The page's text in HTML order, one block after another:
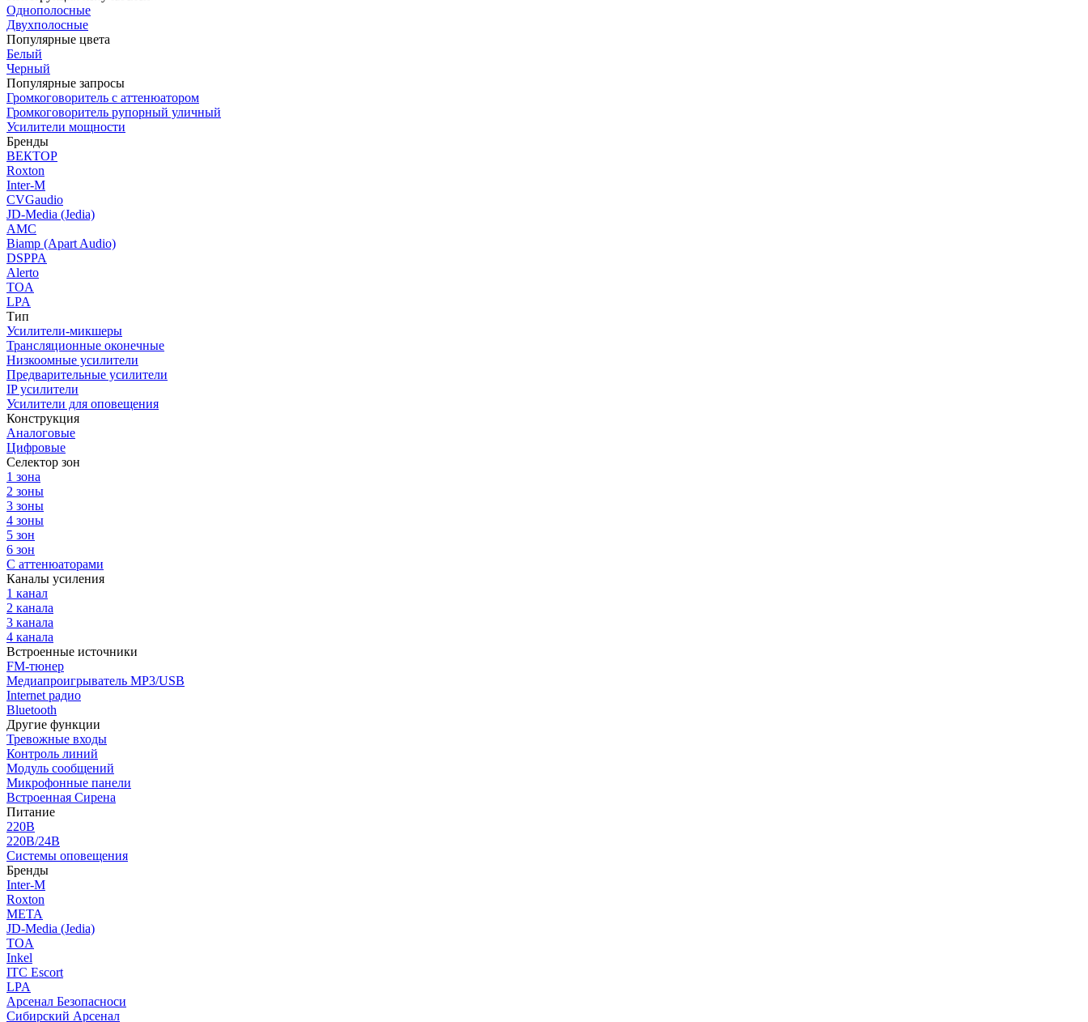
Однополосные
Двухполосные
Популярные цвета
Белый
Черный
Популярные запросы
Громкоговоритель с аттенюатором
Громкоговоритель рупорный уличный
Усилители мощности
Бренды
ВЕКТОР
Roxton
Inter-M
CVGaudio
JD-Media (Jedia)
AMC
Biamp (Apart Audio)
DSPPA
Alerto
TOA
LPA
Тип
Усилители-микшеры
Трансляционные оконечные
Низкоомные усилители
Предварительные усилители
IP усилители
Усилители для оповещения
Конструкция
Аналоговые
Цифровые
Селектор зон
1 зона
2 зоны
3 зоны
4 зоны
5 зон
6 зон
С аттенюаторами
Каналы усиления
1 канал
2 канала
3 канала
4 канала
Встроенные источники
FM-тюнер
Медиапроигрыватель MP3/USB
Internet радио
Bluetooth
Другие функции
Тревожные входы
Контроль линий
Модуль сообщений
Микрофонные панели
Встроенная Сирена
Питание
220В
220В/24В
Системы оповещения
Бренды
Inter-M
Roxton
МЕТА
JD-Media (Jedia)
TOA
Inkel
ITC Escort
LPA
Арсенал Безопасноси
Сибирский Арсенал